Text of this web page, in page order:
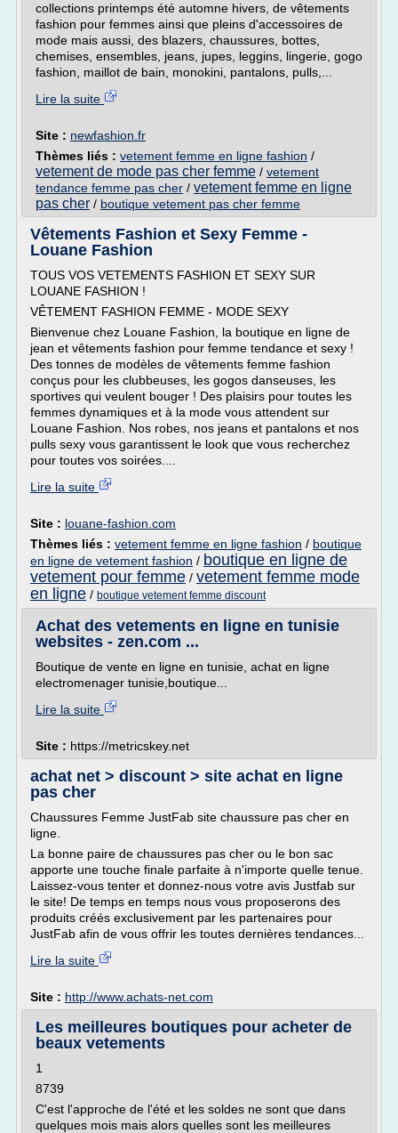
collections printemps été automne hivers, de vêtements
fashion pour femmes ainsi que pleins d'accessoires de
mode mais aussi, des blazers, chaussures, bottes,
chemises, ensembles, jeans, jupes, leggins, lingerie, gogo
fashion, maillot de bain, monokini, pantalons, pulls,...
Lire la suite
Site : newfashion.fr
Thèmes liés : vetement femme en ligne fashion /
vetement de mode pas cher femme / vetement
tendance femme pas cher / vetement femme en ligne
pas cher / boutique vetement pas cher femme
Vêtements Fashion et Sexy Femme -
Louane Fashion
TOUS VOS VETEMENTS FASHION ET SEXY SUR
LOUANE FASHION !
VÊTEMENT FASHION FEMME - MODE SEXY
Bienvenue chez Louane Fashion, la boutique en ligne de
jean et vêtements fashion pour femme tendance et sexy !
Des tonnes de modèles de vêtements femme fashion
conçus pour les clubbeuses, les gogos danseuses, les
sportives qui veulent bouger ! Des plaisirs pour toutes les
femmes dynamiques et à la mode vous attendent sur
Louane Fashion. Nos robes, nos jeans et pantalons et nos
pulls sexy vous garantissent le look que vous recherchez
pour toutes vos soirées....
Lire la suite
Site : louane-fashion.com
Thèmes liés : vetement femme en ligne fashion / boutique
en ligne de vetement fashion / boutique en ligne de
vetement pour femme / vetement femme mode
en ligne / boutique vetement femme discount
Achat des vetements en ligne en tunisie
websites - zen.com ...
Boutique de vente en ligne en tunisie, achat en ligne
electromenager tunisie,boutique...
Lire la suite
Site : https://metricskey.net
achat net > discount > site achat en ligne
pas cher
Chaussures Femme JustFab site chaussure pas cher en
ligne.
La bonne paire de chaussures pas cher ou le bon sac
apporte une touche finale parfaite à n'importe quelle tenue.
Laissez-vous tenter et donnez-nous votre avis Justfab sur
le site! De temps en temps nous vous proposerons des
produits créés exclusivement par les partenaires pour
JustFab afin de vous offrir les toutes dernières tendances...
Lire la suite
Site : http://www.achats-net.com
Les meilleures boutiques pour acheter de
beaux vetements
1
8739
C'est l'approche de l'été et les soldes ne sont que dans
quelques mois mais alors quelles sont les meilleures